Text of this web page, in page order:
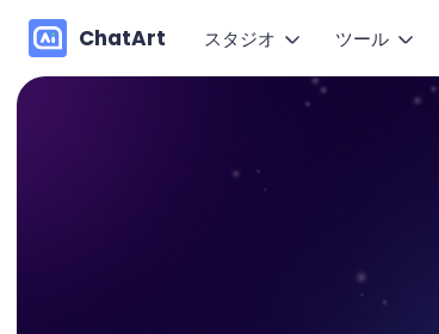
ChatArt スタジオ ツール
AIエージェ